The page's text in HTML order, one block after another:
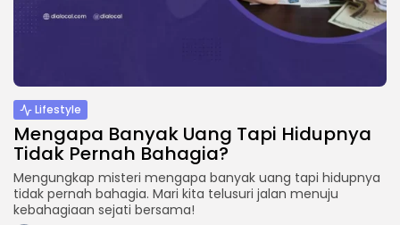
Lifestyle
Mengapa Banyak Uang Tapi Hidupnya
Tidak Pernah Bahagia?
Mengungkap misteri mengapa banyak uang tapi hidupnya
tidak pernah bahagia. Mari kita telusuri jalan menuju
kebahagiaan sejati bersama!